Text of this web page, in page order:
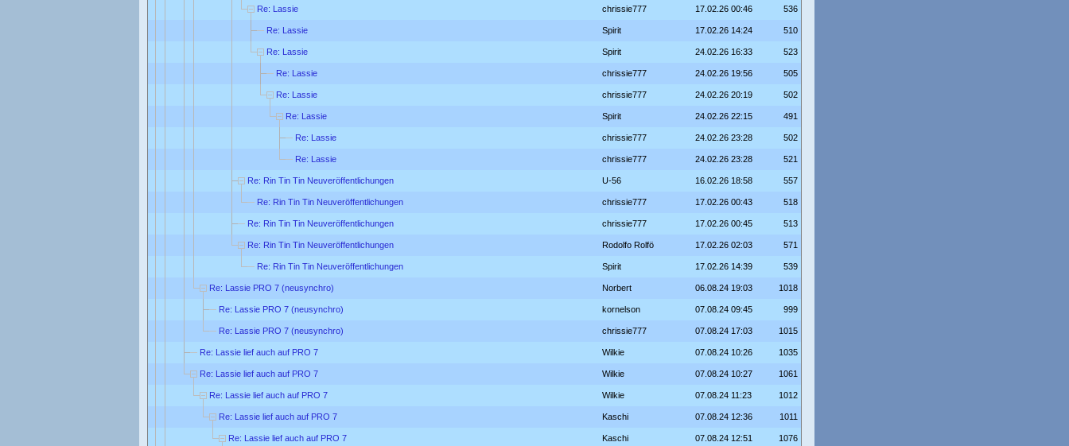
Re: Lassie chrissie777 17.02.26 00:46 536
Re: Lassie Spirit 17.02.26 14:24 510
Re: Lassie Spirit 24.02.26 16:33 523
Re: Lassie chrissie777 24.02.26 19:56 505
Re: Lassie chrissie777 24.02.26 20:19 502
Re: Lassie Spirit 24.02.26 22:15 491
Re: Lassie chrissie777 24.02.26 23:28 502
Re: Lassie chrissie777 24.02.26 23:28 521
Re: Rin Tin Tin Neuveröffentlichungen U-56 16.02.26 18:58 557
Re: Rin Tin Tin Neuveröffentlichungen chrissie777 17.02.26 00:43 518
Re: Rin Tin Tin Neuveröffentlichungen chrissie777 17.02.26 00:45 513
Re: Rin Tin Tin Neuveröffentlichungen Rodolfo Rolfö 17.02.26 02:03 571
Re: Rin Tin Tin Neuveröffentlichungen Spirit 17.02.26 14:39 539
Re: Lassie PRO 7 (neusynchro) Norbert 06.08.24 19:03 1018
Re: Lassie PRO 7 (neusynchro) kornelson 07.08.24 09:45 999
Re: Lassie PRO 7 (neusynchro) chrissie777 07.08.24 17:03 1015
Re: Lassie lief auch auf PRO 7 Wilkie 07.08.24 10:26 1035
Re: Lassie lief auch auf PRO 7 Wilkie 07.08.24 10:27 1061
Re: Lassie lief auch auf PRO 7 Wilkie 07.08.24 11:23 1012
Re: Lassie lief auch auf PRO 7 Kaschi 07.08.24 12:36 1011
Re: Lassie lief auch auf PRO 7 Kaschi 07.08.24 12:51 1076